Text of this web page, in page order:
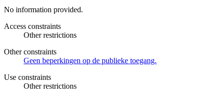
No information provided.
Access constraints
Other restrictions
Other constraints
Geen beperkingen op de publieke toegang.
Use constraints
Other restrictions